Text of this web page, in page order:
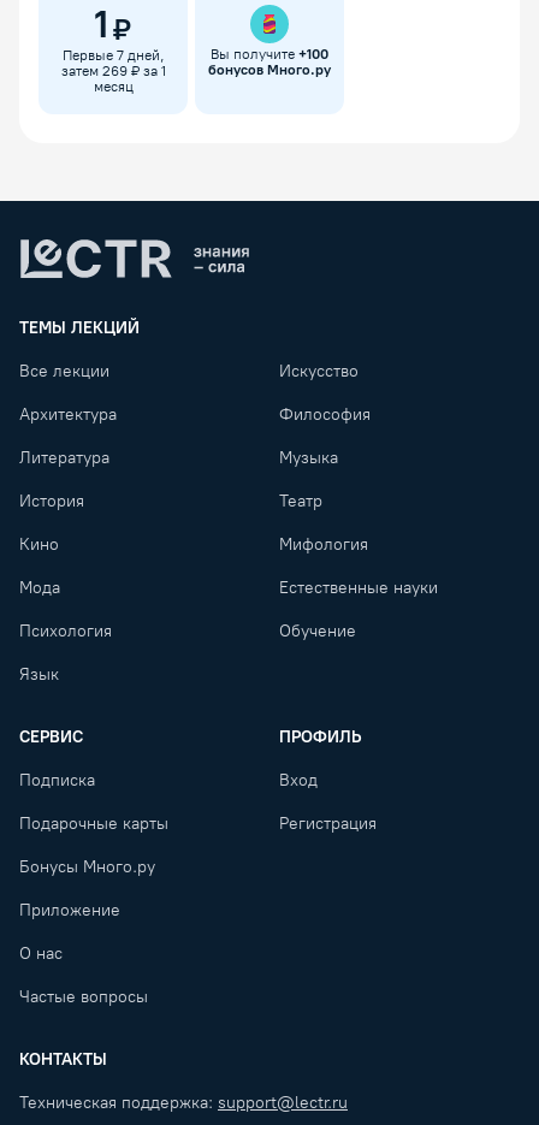
1 ₽
Первые 7 дней,
затем 269 ₽ за 1
месяц
Вы получите +100
бонусов Много.ру
ТЕМЫ ЛЕКЦИЙ
Все лекции Искусство
Архитектура Философия
Литература Музыка
История Театр
Кино Мифология
Мода Естественные науки
Психология Обучение
Язык
СЕРВИС
Подписка
Подарочные карты
Бонусы Много.ру
Приложение
О нас
Частые вопросы
ПРОФИЛЬ
Вход
Регистрация
КОНТАКТЫ
Техническая поддержка: support@lectr.ru